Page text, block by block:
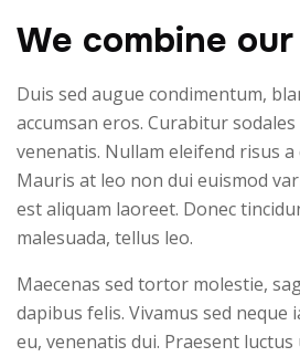
We combine
Duis sed augue condimentum,
accumsan eros. Curabitur
venenatis. Nullam eleifend risus
Mauris at leo non dui euismod
est aliquam laoreet. Donec
malesuada, tellus leo.
Maecenas sed tortor molestie,
dapibus felis. Vivamus sed neque
eu, venenatis dui. Praesent